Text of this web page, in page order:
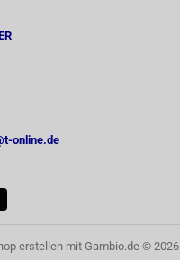
online.de
erstellenmit Gambio.de © 2026